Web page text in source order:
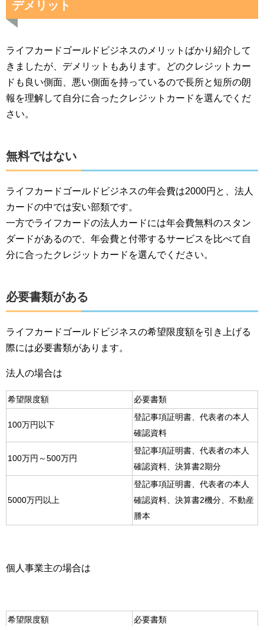
デメリット
ライフカードゴールドビジネスのメリットばかり紹介して
きましたが、デメリットもあります。どのクレジットカー
ドも良い側面、悪い側面を持っているので長所と短所の朗
報を理解して自分に合ったクレジットカードを選んでくだ
さい。
無料ではない
ライフカードゴールドビジネスの年会費は2000円と、法人
カードの中では安い部類です。
一方でライフカードの法人カードには年会費無料のスタン
ダードがあるので、年会費と付帯するサービスを比べて自
分に合ったクレジットカードを選んでください。
必要書類がある
ライフカードゴールドビジネスの希望限度額を引き上げる
際には必要書類があります。
法人の場合は
希望限度額 必要書類
100万円以下
登記事項証明書、代表者の本人
確認資料
100万円～500万円
登記事項証明書、代表者の本人
確認資料、決算書2期分
5000万円以上
登記事項証明書、代表者の本人
確認資料、決算書2機分、不動産
謄本
個人事業主の場合は
希望限度額
必要書類